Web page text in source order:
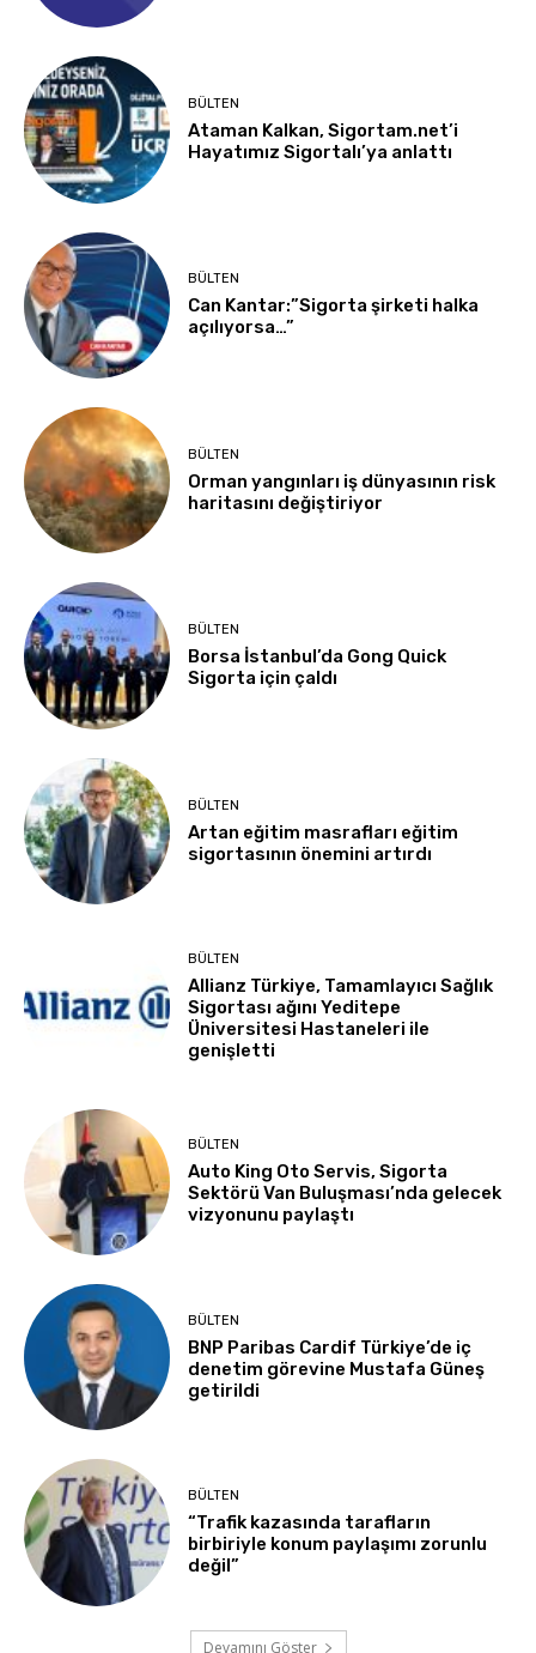
BÜLTEN
Ataman Kalkan, Sigortam.net’i
Hayatımız Sigortalı’ya anlattı
BÜLTEN
Can Kantar:”Sigorta şirketi halka
açılıyorsa…”
BÜLTEN
Orman yangınları iş dünyasının risk
haritasını değiştiriyor
BÜLTEN
Borsa İstanbul’da Gong Quick
Sigorta için çaldı
BÜLTEN
Artan eğitim masrafları eğitim
sigortasının önemini artırdı
BÜLTEN
Allianz Türkiye, Tamamlayıcı Sağlık
Sigortası ağını Yeditepe
Üniversitesi Hastaneleri ile
genişletti
BÜLTEN
Auto King Oto Servis, Sigorta
Sektörü Van Buluşması’nda gelecek
vizyonunu paylaştı
BÜLTEN
BNP Paribas Cardif Türkiye’de iç
denetim görevine Mustafa Güneş
getirildi
BÜLTEN
“Trafik kazasında tarafların
birbiriyle konum paylaşımı zorunlu
değil”
Devamını Göster